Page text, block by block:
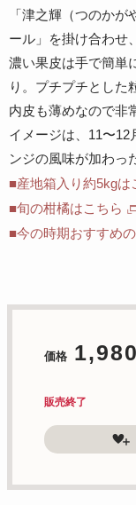
「津之輝（つのか
ール」を掛け合わせ
濃い果皮は手で簡単
り。プチプチとした
内皮も薄めなので非
イメージは、11〜12
ンジの風味が加わっ
■産地箱入り約5kgは
■旬の柑橘はこちら
■今の時期おすすめ
価格
販売終了